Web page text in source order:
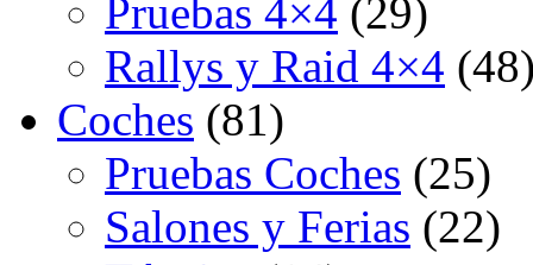
Pruebas 4×4 (29)
Rallys y Raid 4×4
Coches (81)
Pruebas Coches (25)
Salones y Ferias (22)